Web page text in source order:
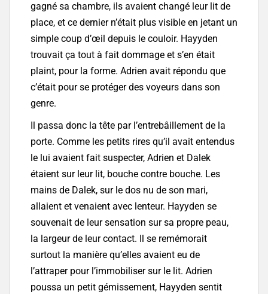
gagné sa chambre, ils avaient changé leur lit de
place, et ce dernier n’était plus visible en jetant un
simple coup d’œil depuis le couloir. Hayyden
trouvait ça tout à fait dommage et s’en était
plaint, pour la forme. Adrien avait répondu que
c’était pour se protéger des voyeurs dans son
genre.
Il passa donc la tête par l’entrebâillement de la
porte. Comme les petits rires qu’il avait entendus
le lui avaient fait suspecter, Adrien et Dalek
étaient sur leur lit, bouche contre bouche. Les
mains de Dalek, sur le dos nu de son mari,
allaient et venaient avec lenteur. Hayyden se
souvenait de leur sensation sur sa propre peau,
la largeur de leur contact. Il se remémorait
surtout la manière qu’elles avaient eu de
l’attraper pour l’immobiliser sur le lit. Adrien
poussa un petit gémissement, Hayyden sentit